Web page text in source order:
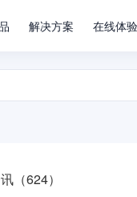
解决方案 在线体验
（624）